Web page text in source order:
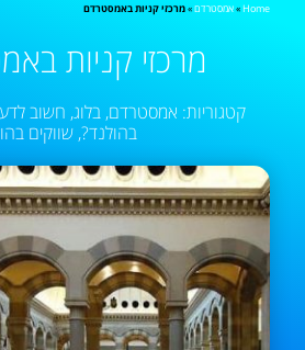
Home
»אמסטרדם»מרכזי קניות באמסטרדם
מרכזי קניות
קטגוריות: אמסטרדם,בלוג, חשוב
בהולנד?, שווקים